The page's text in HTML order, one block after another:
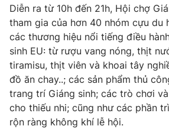
Thị trường 24h Tấm
VTV4 Vươn
VTV9 VTV8
Diễn ra từ 10h đến 21h, Hội chợ
tham gia của hơn 40 nhóm cựu du
các thương hiệu nổi tiếng điều
sinh EU: từ rượu vang nóng, thịt
tiramisu, thịt viên và khoai tây
đồ ăn chay..; các sản phẩm thủ
trang trí Giáng sinh; các trò chơi
cho thiếu nhi; cũng như các phần
rộn ràng không khí lễ hội.